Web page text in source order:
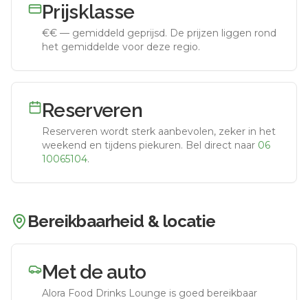
Prijsklasse
€€ — gemiddeld geprijsd. De prijzen liggen rond
het gemiddelde voor deze regio.
Reserveren
Reserveren wordt sterk aanbevolen, zeker in het
weekend en tijdens piekuren. Bel direct naar 06
10065104.
Bereikbaarheid & locatie
Met de auto
Alora Food Drinks Lounge is goed bereikbaar